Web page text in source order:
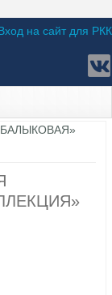
на сайт для РКК